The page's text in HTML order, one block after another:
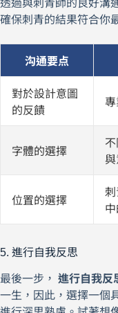
透過與刺青師的良好溝
確保刺青的結果符合你
沟通要点
對於設計意圖
的反饋
專
字體的選擇
與
位置的選擇
5. 進行自我反思
最後一步， 進行自我反
一生，因此，選擇一個